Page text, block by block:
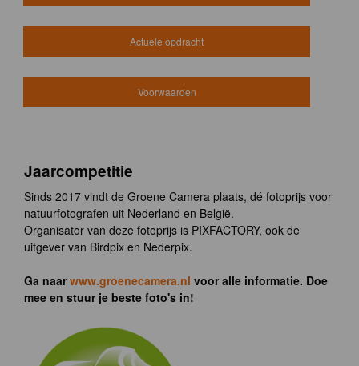
Actuele opdracht
Voorwaarden
Jaarcompetitie
Sinds 2017 vindt de Groene Camera plaats, dé fotoprijs voor
natuurfotografen uit Nederland en België.
Organisator van deze fotoprijs is PIXFACTORY, ook de
uitgever van Birdpix en Nederpix.
Ga naarwww.groenecamera.nl voor alle informatie. Doe
mee en stuur je beste foto's in!